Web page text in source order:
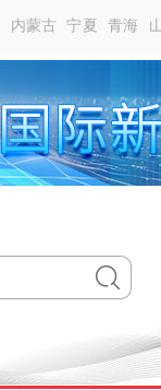
内蒙古 宁夏 青海